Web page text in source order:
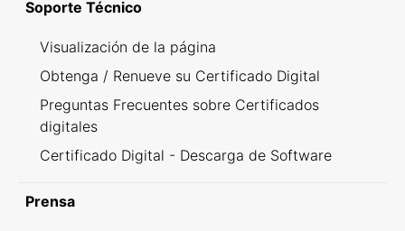
Soporte Técnico
Visualización de la página
Obtenga / Renueve su Certificado Digital
Preguntas Frecuentes sobre Certificados
digitales
Certificado Digital - Descarga de Software
Prensa